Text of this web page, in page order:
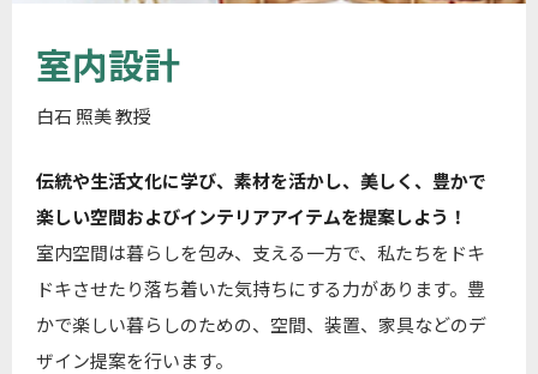
室内設計
白石 照美 教授
伝統や生活文化に学び、素材を活かし、美しく、豊かで
楽しい空間およびインテリアアイテムを提案しよう！
室内空間は暮らしを包み、支える一方で、私たちをドキ
ドキさせたり落ち着いた気持ちにする力があります。豊
かで楽しい暮らしのための、空間、装置、家具などのデ
ザイン提案を行います。